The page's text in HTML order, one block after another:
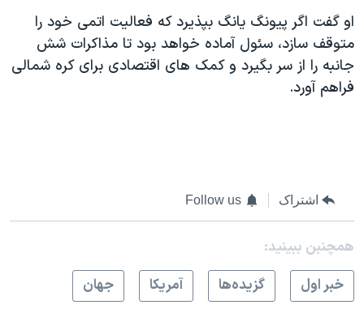
او گفت اگر پیونگ یانگ بپذیرد که فعالیت اتمی خود را
متوقف سازد، سئول آماده خواهد بود تا مذاکرات شش
جانبه را از سر بگیرد و کمک های اقتصادی برای کره شمالی
فراهم آورد.
اشتراک Follow us
همچنبن ببینید:
خبر اول
گزيده‌ها آمريکا جهان